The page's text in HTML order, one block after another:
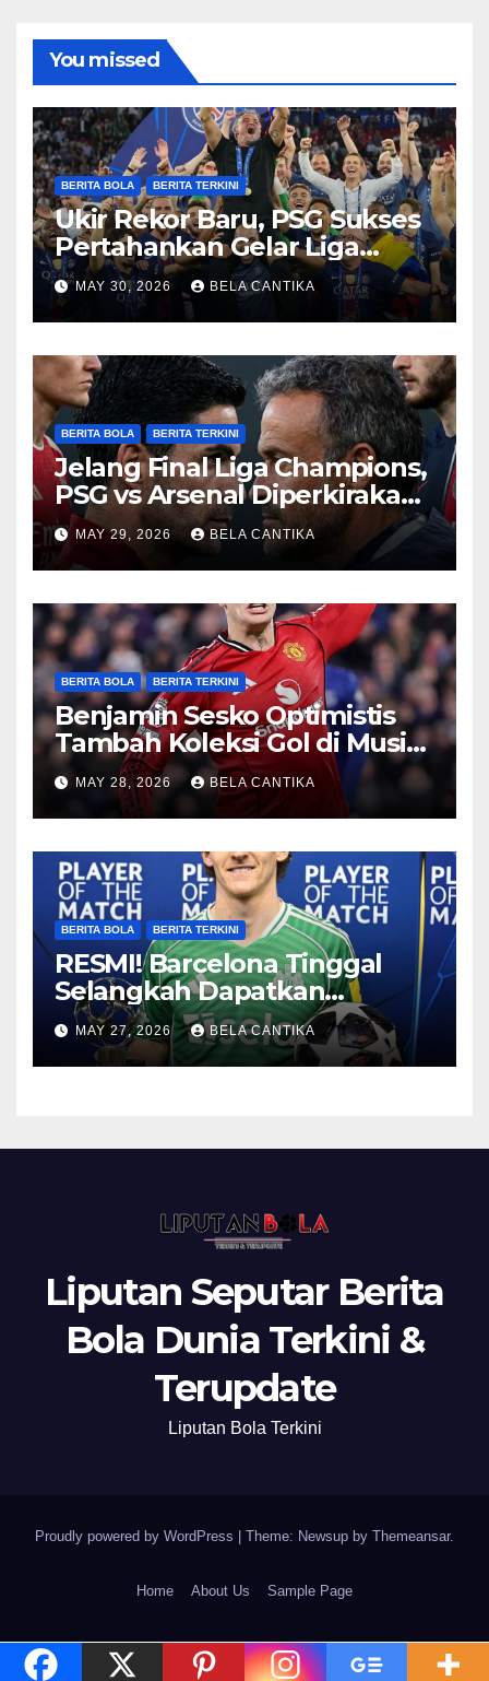
You missed
BERITA BOLA BERITA TERKINI
Ukir Rekor Baru, PSG Sukses
Pertahankan Gelar Liga
Champions
MAY 30, 2026 BELA CANTIKA
BERITA BOLA BERITA TERKINI
Jelang Final Liga Champions,
PSG vs Arsenal Diperkirakan
Sengit
MAY 29, 2026 BELA CANTIKA
BERITA BOLA BERITA TERKINI
Benjamin Sesko Optimistis
Tambah Koleksi Gol di Musim
2026/27
MAY 28, 2026 BELA CANTIKA
BERITA BOLA BERITA TERKINI
RESMI! Barcelona Tinggal
Selangkah Dapatkan
Anthony Gordon
MAY 27, 2026 BELA CANTIKA
Liputan Seputar Berita
Bola Dunia Terkini &
Terupdate
Liputan Bola Terkini
Proudly powered by WordPress Theme: Newsup by Themeansar.
Home About Us Sample Page